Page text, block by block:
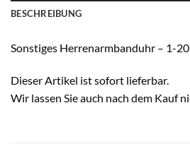
BESCHREIBUNG
Sonstiges Herrenarmbanduhr – 1-
Dieser Artikel ist sofort lieferbar.
Wir lassen Sie auch nach dem Kauf